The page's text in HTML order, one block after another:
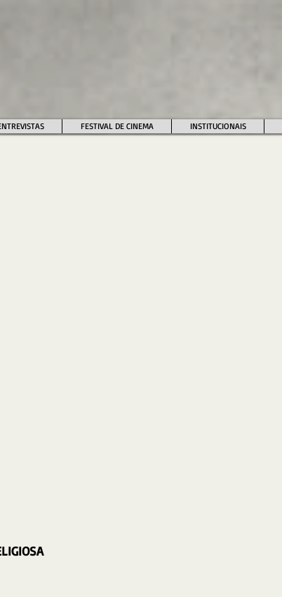
FESTIVAL DE CINEMA INSTITUCIONAIS